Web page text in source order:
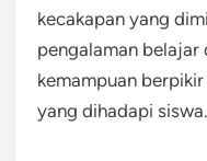
kecakapan yang
pengalaman belajar
kemampuan
yang dihadapi siswa.